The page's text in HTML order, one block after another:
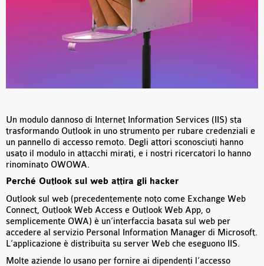
Un modulo dannoso di Internet Information Services (IIS) sta
trasformando Outlook in uno strumento per rubare credenziali e
un pannello di accesso remoto. Degli attori sconosciuti hanno
usato il modulo in attacchi mirati, e i nostri ricercatori lo hanno
rinominato OWOWA.
Perché Outlook sul web attira gli hacker
Outlook sul web (precedentemente noto come Exchange Web
Connect, Outlook Web Access e Outlook Web App, o
semplicemente OWA) è un’interfaccia basata sul web per
accedere al servizio Personal Information Manager di Microsoft.
L’applicazione è distribuita su server Web che eseguono IIS.
Molte aziende lo usano per fornire ai dipendenti l’accesso